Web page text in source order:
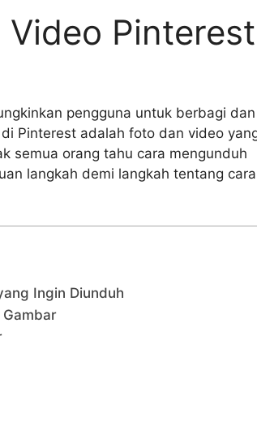
Pinterest
pengguna untuk berbagi dan
Pinterest adalah foto dan video
semua orang tahu cara mengunduh
langkah demi langkah tentang cara
Ingin Diunduh
Gambar